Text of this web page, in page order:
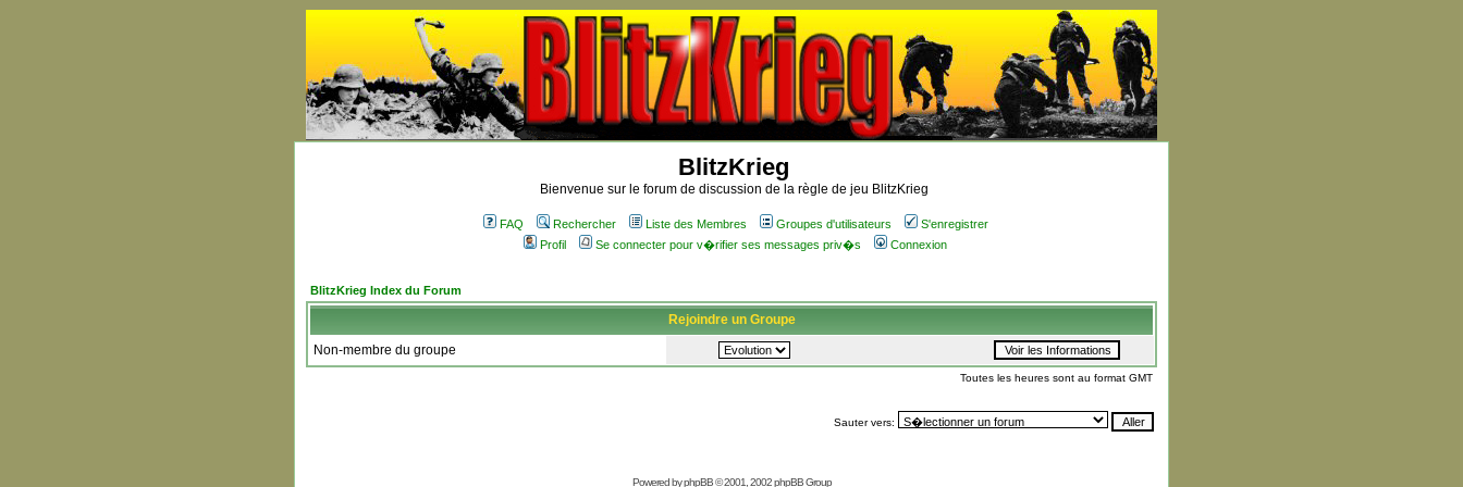
BlitzKrieg
Bienvenue sur le forum de discussion de la règle de jeu BlitzKrieg
FAQ Rechercher Liste des Membres Groupes d'utilisateurs
S'enregistrer
Profil
Se connecter pour v�rifier ses messages priv�s Connexion
BlitzKrieg Index du Forum
Rejoindre un Groupe
Non-membre du groupe
Toutes les heures sont au format GMT
Sauter vers:
Powered byphpBB© 2001, 2002 phpBB Group